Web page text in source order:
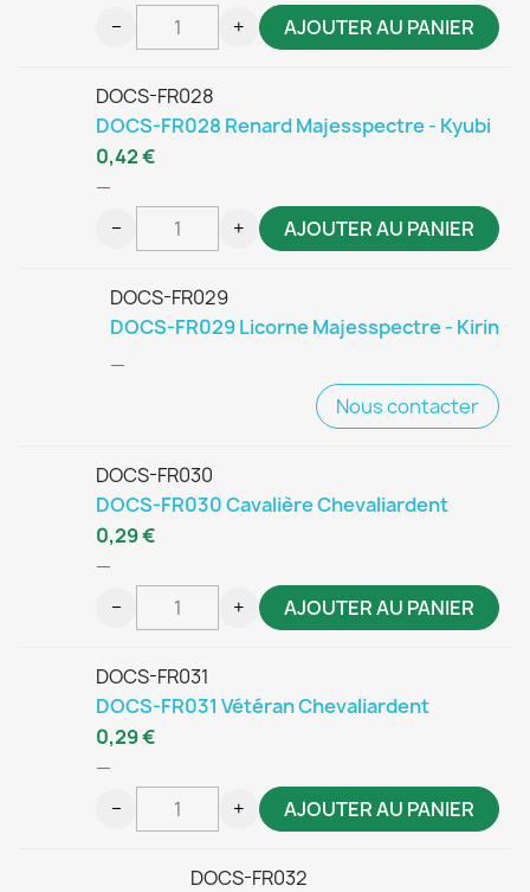
− + AJOUTER AU PANIER
DOCS-FR028
DOCS-FR028 Renard Majesspectre - Kyubi
—
0,42 €
− + AJOUTER AU PANIER
DOCS-FR029
DOCS-FR029 Licorne Majesspectre - Kirin
—
Nous contacter
DOCS-FR030
DOCS-FR030 Cavalière Chevaliardent
—
0,29 €
− + AJOUTER AU PANIER
DOCS-FR031
DOCS-FR031 Vétéran Chevaliardent
—
0,29 €
− + AJOUTER AU PANIER
DOCS-FR032